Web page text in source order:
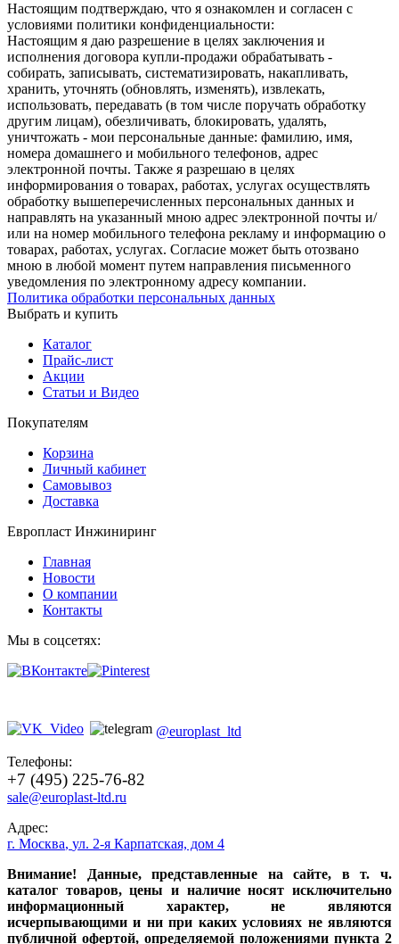
Настоящим подтверждаю, что я ознакомлен и согласен с
условиями политики конфиденциальности:
Настоящим я даю разрешение в целях заключения и
исполнения договора купли-продажи обрабатывать -
собирать, записывать, систематизировать, накапливать,
хранить, уточнять (обновлять, изменять), извлекать,
использовать, передавать (в том числе поручать обработку
другим лицам), обезличивать, блокировать, удалять,
уничтожать - мои персональные данные: фамилию, имя,
номера домашнего и мобильного телефонов, адрес
электронной почты. Также я разрешаю в целях
информирования о товарах, работах, услугах осуществлять
обработку вышеперечисленных персональных данных и
направлять на указанный мною адрес электронной почты и/
или на номер мобильного телефона рекламу и информацию о
товарах, работах, услугах. Согласие может быть отозвано
мною в любой момент путем направления письменного
уведомления по электронному адресу компании.
Политика обработки персональных данных
Выбрать и купить
Каталог
Прайс-лист
Акции
Статьи и Видео
Покупателям
Корзина
Личный кабинет
Самовывоз
Доставка
Европласт Инжиниринг
Главная
Новости
О компании
Контакты
Мы в соцсетях:
@europlast_ltd
Телефоны:
+7 (495) 225-76-82
sale@europlast-ltd.ru
Адрес:
г. Москва, ул. 2-я Карпатская, дом 4
Внимание! Данные, представленные на сайте, в т. ч.
каталог товаров, цены и наличие носят исключительно
информационный характер, не являются
исчерпывающими и ни при каких условиях не являются
публичной офертой, определяемой положениями пункта 2